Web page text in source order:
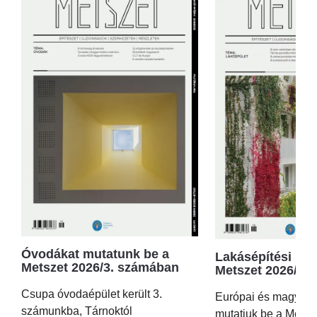
Óvodákat mutatunk be a
Metszet 2026/3. számában
Csupa óvodaépület került 3.
számunkba, Tárnoktól
Lakásépítési
Metszet 2026/2.
Európai és magyar
mutatjuk be a